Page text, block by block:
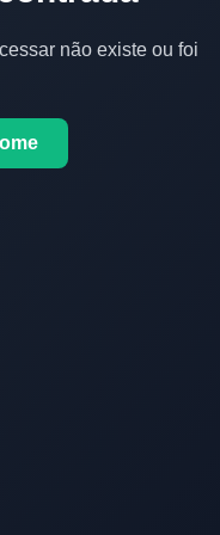
não existe ou foi